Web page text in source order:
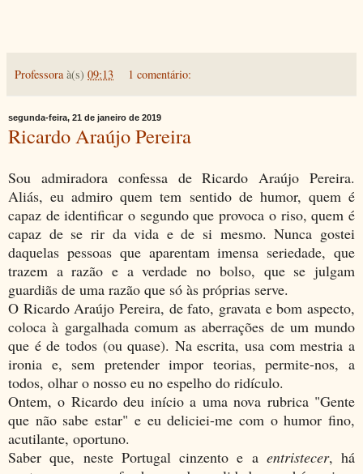
Professora à(s) 09:13 1 comentário:
segunda-feira, 21 de janeiro de 2019
Ricardo Araújo Pereira
Sou admiradora confessa de Ricardo Araújo Pereira.
Aliás, eu admiro quem tem sentido de humor, quem é
capaz de identificar o segundo que provoca o riso, quem é
capaz de se rir da vida e de si mesmo. Nunca gostei
daquelas pessoas que aparentam imensa seriedade, que
trazem a razão e a verdade no bolso, que se julgam
guardiãs de uma razão que só às próprias serve.
O Ricardo Araújo Pereira, de fato, gravata e bom aspecto,
coloca à gargalhada comum as aberrações de um mundo
que é de todos (ou quase). Na escrita, usa com mestria a
ironia e, sem pretender impor teorias, permite-nos, a
todos, olhar o nosso eu no espelho do ridículo.
Ontem, o Ricardo deu início a uma nova rubrica "Gente
que não sabe estar" e eu deliciei-me com o humor fino,
acutilante, oportuno.
Saber que, neste Portugal cinzento e a entristecer, há